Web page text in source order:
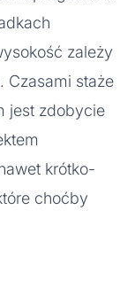
zależy
Czasami staże
jest zdobycie
krótko-
choćby